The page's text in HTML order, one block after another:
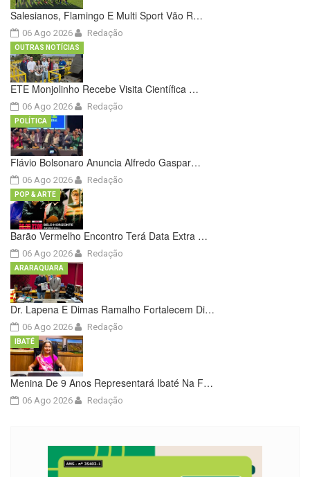
Salesianos, Flamingo E Multi Sport Vão R…
06 Ago 2026 Redação
ETE Monjolinho Recebe Visita Científica …
06 Ago 2026
OUTRAS NOTÍCIAS
Redação
Flávio Bolsonaro Anuncia Alfredo Gaspar…
06 Ago 2026
POLÍTICA
Redação
Barão Vermelho Encontro Terá Data Extra …
06 Ago 2026
POP & ARTE
Redação
Dr. Lapena E Dimas Ramalho Fortalecem Di…
06 Ago 2026
ARARAQUARA
Redação
Menina De 9 Anos Representará Ibaté Na F…
06 Ago 2026
IBATÉ
Redação